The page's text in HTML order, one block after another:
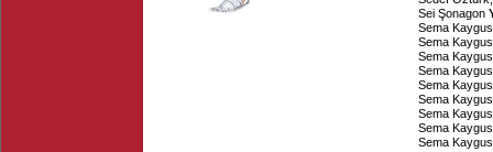
Sei Şonagon
Sema
Sema
Sema
Sema
Sema
Sema
Sema
Sema
Sema